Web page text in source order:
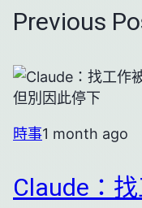
Previous
時事1 month ago
Claude：